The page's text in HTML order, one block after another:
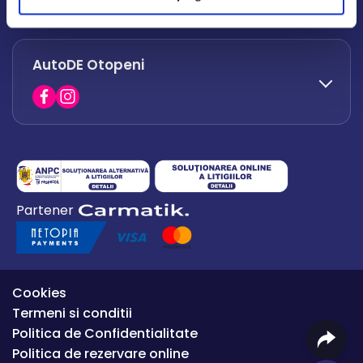
office.afumati@autode.ro
0730 063 852
0730 063 851
AutoDE Otopeni
0754 649 360
office.premium@autode.ro
Partener
Cookies
Termeni si conditii
Politica de Confidentialitate
Politica de rezervare online